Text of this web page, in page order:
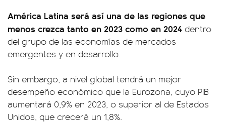
América Latina será así una de las regiones que
menos crezca tanto en 2023 como en 2024 dentro
del grupo de las economías de mercados
emergentes y en desarrollo.
Sin embargo, a nivel global tendrá un mejor
desempeño económico que la Eurozona, cuyo PIB
aumentará 0,9% en 2023, o superior al de Estados
Unidos, que crecerá un 1,8%.